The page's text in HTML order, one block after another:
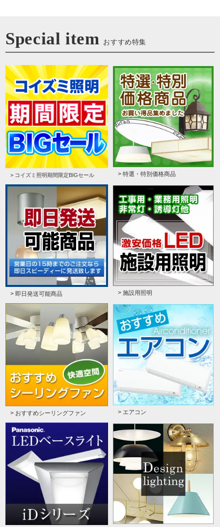
Special item おすすめ特集
> コイズミ照明期間限定BIGセール > 特選・特別価格商品
> 即日発送可能商品 > 施設用照明
> おすすめシーリングファン > エアコン